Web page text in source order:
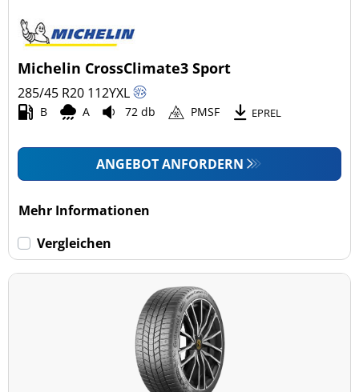
Michelin CrossClimate3 Sport
285/45 R20 112YXL
B A 72 db PMSF EPREL
ANGEBOT ANFORDERN
Mehr Informationen
Vergleichen